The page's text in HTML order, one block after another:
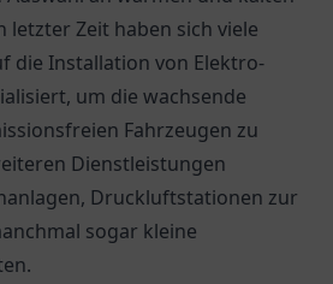
letzter Zeit haben sich viele
die Installation von Elektro-
um die wachsende
Fahrzeugen zu
Dienstleistungen
Druckluftstationen zur
sogar kleine